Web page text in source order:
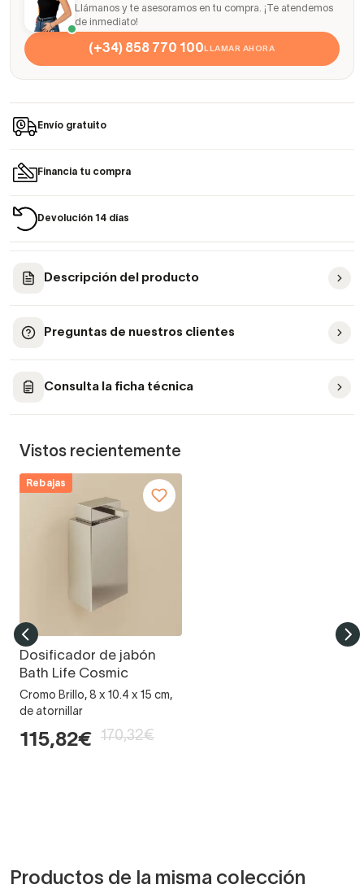
Llámanos y te asesoramos en tu compra. ¡Te atendemos
de inmediato!
(+34) 858 770 100LLAMAR AHORA
Envío gratuito
Financia tu compra
Devolución 14 días
Descripción del producto
Preguntas de nuestros clientes
Consulta la ficha técnica
Vistos recientemente
Rebajas
Dosificador de jabón
Bath Life Cosmic
Cromo Brillo, 8 x 10.4 x 15 cm,
de atornillar
115,82€ 170,32€
Productos de la misma colección